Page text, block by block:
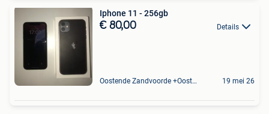
Iphone 11 - 256gb
€ 80,00 Details
Oostende Zandvoorde +Oostende 19 mei 26